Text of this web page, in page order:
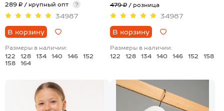
289 ₽ / крупный опт
?
34987
В корзину
Размеры в наличии:
122
128 134 140 146
152
158
164
479 ₽ / розница
34987
В корзину
Размеры в наличии:
122
128 134 140 146 152 158